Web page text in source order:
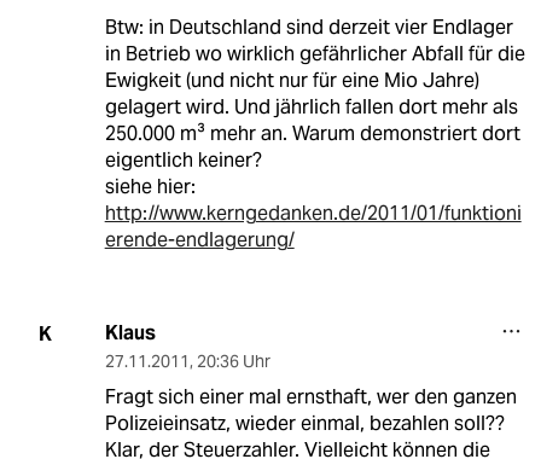
Btw: in Deutschland sind derzeit vier Endlager
in Betrieb wo wirklich gefährlicher Abfall für die
Ewigkeit (und nicht nur für eine Mio Jahre)
gelagert wird. Und jährlich fallen dort mehr als
250.000 m³ mehr an. Warum demonstriert dort
eigentlich keiner?
siehe hier:
http://www.kerngedanken.de/2011/01/funktioni
erende-endlagerung/
K Klaus
27.11.2011, 20:36 Uhr
Fragt sich einer mal ernsthaft, wer den ganzen
Polizeieinsatz, wieder einmal, bezahlen soll??
Klar, der Steuerzahler. Vielleicht können die